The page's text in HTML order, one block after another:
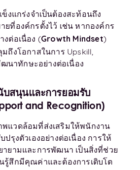
งแกร่งจำเป็นต้องสะท้อนถึง
ยที่องค์กรตั้งไว้ เช่น หากองค์กร
งต่อเนื่อง (Growth Mindset)
ถึงโอกาสในการ Upskill,
นาทักษะอย่างต่อเนื่อง
บสนุนและการยอมรับ
and Recognition)
พแวดล้อมที่ส่งเสริมให้พนักงาน
ปรุงตัวเองอย่างต่อเนื่อง การให้
ายามและการพัฒนา เป็นสิ่งที่ช่วย
รู้สึกมีคุณค่าและต้องการเติบโต